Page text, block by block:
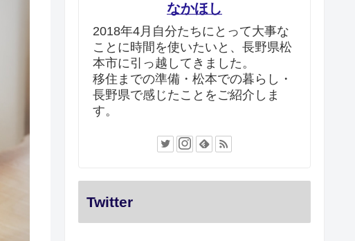
なかほし
2018年4月自分たちにとって大事な
ことに時間を使いたいと、長野県松
本市に引っ越してきました。
移住までの準備・松本での暮らし・
長野県で感じたことをご紹介しま
す。
Twitter